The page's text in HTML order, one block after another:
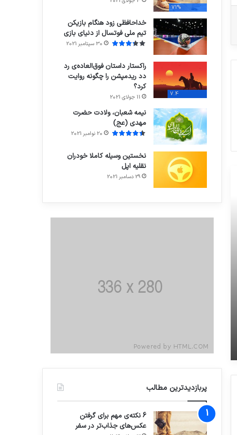
71%
خداحافظی زود هنگام بازیکن
تیم ملی فوتسال از دنیای بازی
30 سپتامبر 2021
7.4
راکستار داستان فوق‌العاده‌ی رد
دد ریدمپشن را چگونه روایت
کرد؟
11 جولای 2021
نیمه شعبان، ولادت حضرت
مهدی (عج)
20 نوامبر 2021
نخستین وسیله کاملا خودران
نقلیه اپل
29 دسامبر 2021
پربازدیدترین مطالب
6 نکته‌ی مهم برای گرفتن
عکس‌های جذاب‌تر در سفر